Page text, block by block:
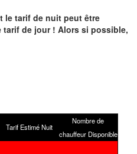
le tarif de nuit peut être
tarif de jour ! Alors si possible,
Tarif Estimé Nuit
Nombre de
chauffeur Disponible